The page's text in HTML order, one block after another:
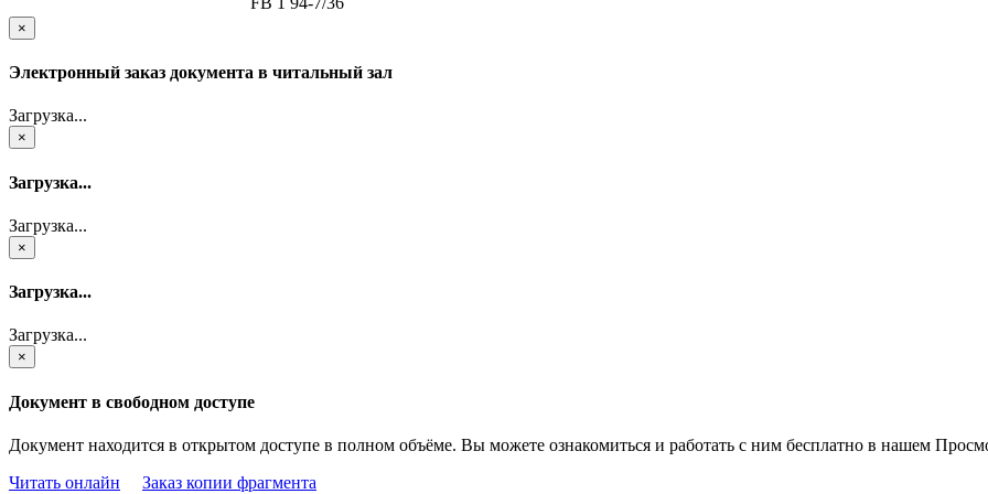
×
Электронный заказ документа в читальный зал
Загрузка...
×
Загрузка...
Загрузка...
×
Загрузка...
Загрузка...
×
Документ в свободном доступе
Документ находится в открытом доступе в полном объёме. Вы можете ознакомиться и работать с ним бесплатно в нашем
Читать онлайн
Заказ копии фрагмента